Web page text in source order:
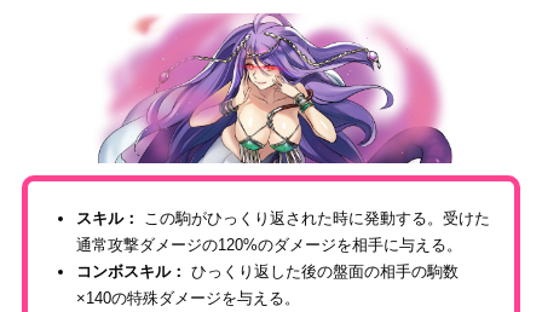
スキル：
この駒がひっくり返された時に発動する。受けた
通常攻撃ダメージの120%のダメージを相手に与える。
コンボスキル： ひっくり返した後の盤面の相手の駒数
×140の特殊ダメージを与える。